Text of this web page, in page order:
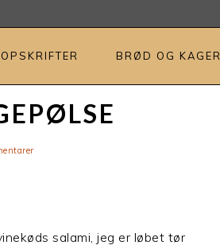
OPSKRIFTER BRØD OG KAGER
salami, jeg er løbet tør